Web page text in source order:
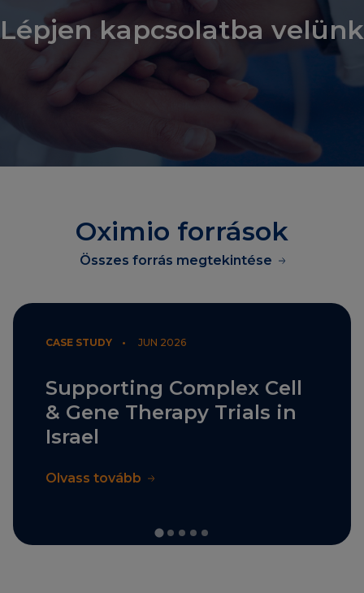
Lépjen kapcsolatba velünk
Oximio források
Összes forrás megtekintése
CASE STUDY • JUN 2026
Supporting Complex Cell
& Gene Therapy Trials in
Israel
Olvass tovább